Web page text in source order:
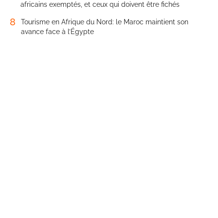
africains exemptés, et ceux qui doivent être fichés
8
Tourisme en Afrique du Nord: le Maroc maintient son
avance face à l’Égypte